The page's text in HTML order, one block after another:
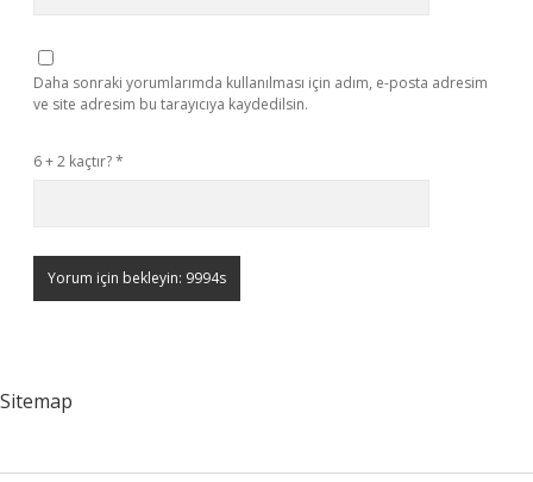
Daha sonraki yorumlarımda kullanılması için adım, e-posta adresim
ve site adresim bu tarayıcıya kaydedilsin.
6 + 2 kaçtır?*
Sitemap